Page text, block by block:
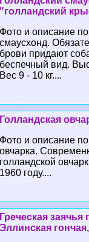
"голландский
Фото и описание
смаусхонд.
брови придают
беспечный вид.
Вес 9 - 10 кг....
Голландская
Фото и описание
овчарка.
голландской
1960 году....
Греческая заячья
Эллинская